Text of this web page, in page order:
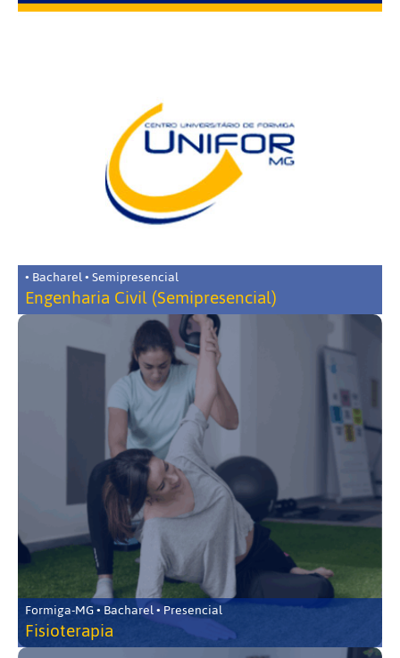
• Bacharel • Semipresencial
Engenharia Civil (Semipresencial)
Formiga-MG • Bacharel • Presencial
Fisioterapia